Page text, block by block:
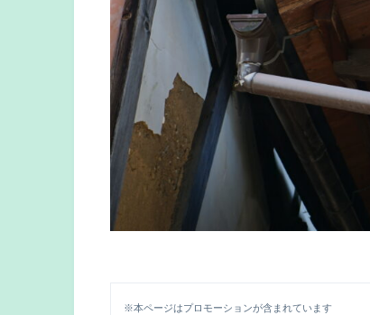
※本ページはプロモーションが含まれています